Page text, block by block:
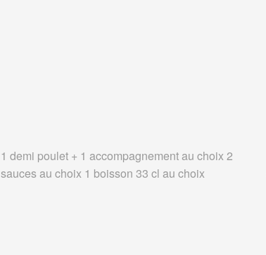
1 demi poulet + 1 accompagnement au choix 2
sauces au choix 1 boisson 33 cl au choix